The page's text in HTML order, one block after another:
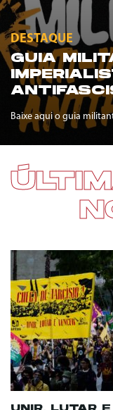
DESTAQUE
GUIA
Baixe aqui o guia